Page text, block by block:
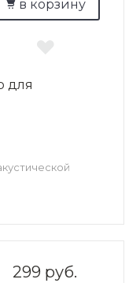
в корзину
для
299 руб.